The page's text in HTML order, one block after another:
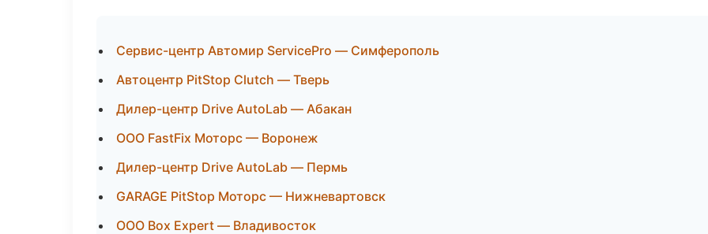
Сервис-центр Автомир ServicePro — Симферополь
Автоцентр PitStop Clutch — Тверь
Дилер-центр Drive AutoLab — Абакан
ООО FastFix Моторс — Воронеж
Дилер-центр Drive AutoLab — Пермь
GARAGE PitStop Моторс — Нижневартовск
ООО Box Expert — Владивосток